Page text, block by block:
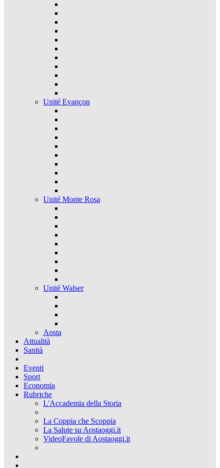
Unité Evançon
Unité Monte Rosa
Unité Walser
Aosta
Attualità
Sanità
Eventi
Sport
Economia
Rubriche
L'Accademia della Storia
La Coppia che Scoppia
La Salute su Aostaoggi.it
VideoFavole di Aostaoggi.it